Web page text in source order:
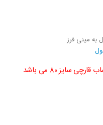
سایز 80 می باشد